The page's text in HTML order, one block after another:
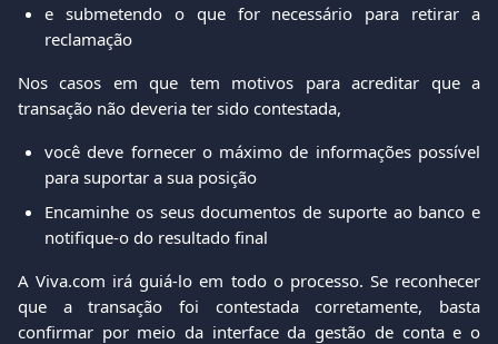
e submetendo o que for necessário para retirar a
reclamação
Nos casos em que tem motivos para acreditar que a
transação não deveria ter sido contestada,
você deve fornecer o máximo de informações possível
para suportar a sua posição
Encaminhe os seus documentos de suporte ao banco e
notifique-o do resultado final
A Viva.com irá guiá-lo em todo o processo. Se reconhecer
que a transação foi contestada corretamente, basta
confirmar por meio da interface da gestão de conta e o